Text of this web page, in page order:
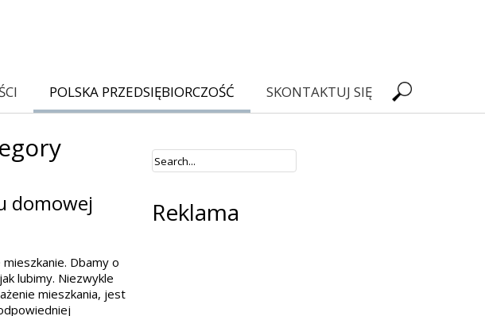
POLSKA PRZEDSIĘBIORCZOŚĆ SKONTAKTUJ SIĘ
Reklama
domowej
Dbamy o
lubimy. Niezwykle
mieszkania, jest